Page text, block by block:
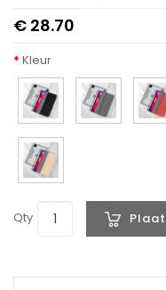
€ 28.70
Kleur
Qty